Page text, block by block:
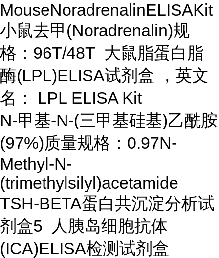
MouseNoradrenalinELISAKit
小鼠去甲(Noradrenalin)规
格：96T/48T 大鼠脂蛋白脂
酶(LPL)ELISA试剂盒 ，英文
名： LPL ELISA Kit
N-甲基-N-(三甲基硅基)乙酰胺
(97%)质量规格：0.97N-
Methyl-N-
(trimethylsilyl)acetamide
TSH-BETA蛋白共沉淀分析试
剂盒5 人胰岛细胞抗体
(ICA)ELISA检测试剂盒